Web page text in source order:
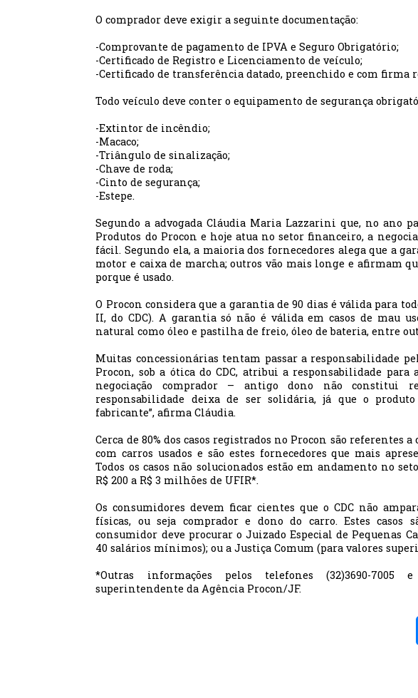
O comprador deve exigir a seguinte documentação:
-Comprovante de pagamento de IPVA e Seguro Obrigatório;
-Certificado de Registro e Licenciamento de veículo;
-Certificado de transferência datado, preenchido e com firma
Todo veículo deve conter o equipamento de segurança
-Extintor de incêndio;
-Macaco;
-Triângulo de sinalização;
-Chave de roda;
-Cinto de segurança;
-Estepe.
Segundo a advogada Cláudia Maria Lazzarini que, no ano
Produtos do Procon e hoje atua no setor financeiro, a
fácil. Segundo ela, a maioria dos fornecedores alega que a
motor e caixa de marcha; outros vão mais longe e afirmam
porque é usado.
O Procon considera que a garantia de 90 dias é válida para
II, do CDC). A garantia só não é válida em casos de mau
natural como óleo e pastilha de freio, óleo de bateria, entre
Muitas concessionárias tentam passar a responsabilidade
Procon, sob a ótica do CDC, atribui a responsabilidade
negociação comprador – antigo dono não constitui
responsabilidade deixa de ser solidária, já que o
fabricante”, afirma Cláudia.
Cerca de 80% dos casos registrados no Procon são referentes
com carros usados e são estes fornecedores que mais
Todos os casos não solucionados estão em andamento no
R$ 200 a R$ 3 milhões de UFIR*.
Os consumidores devem ficar cientes que o CDC não
físicas, ou seja comprador e dono do carro. Estes casos
consumidor deve procurar o Juizado Especial de Pequenas
40 salários mínimos); ou a Justiça Comum (para valores
*Outras informações pelos telefones (32)3690-7005
superintendente da Agência Procon/JF.